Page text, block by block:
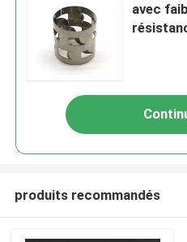
avec
produits recommandés